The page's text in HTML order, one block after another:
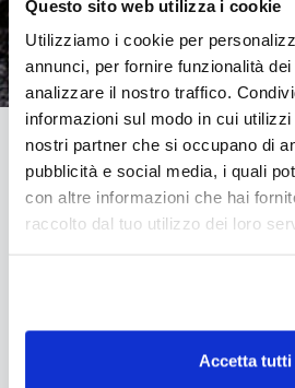
Questo sito web utilizza i cookie
Utilizziamo i cookie per
annunci, per fornire funzionalità
analizzare il nostro traffico.
informazioni sul modo in cui
nostri partner che si occupano di
pubblicità e social media, i quali
con altre informazioni che hai
raccolto dal tuo utilizzo dei loro
Accetta tutti
I